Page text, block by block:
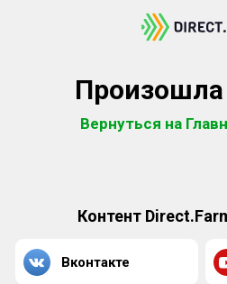
Вернуться на
Контент
Вконтакте